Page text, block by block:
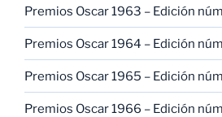
Premios Oscar 1963 – Edición
Premios Oscar 1964 – Edición
Premios Oscar 1965 – Edición
Premios Oscar 1966 – Edición